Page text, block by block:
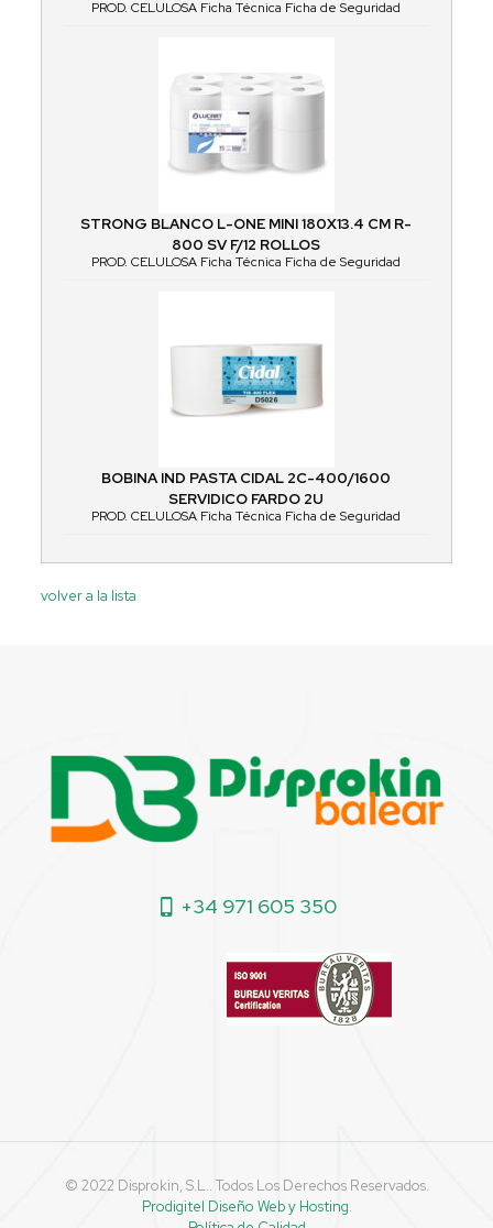
PROD. CELULOSA Ficha Técnica Ficha de Seguridad
STRONG BLANCO L-ONE MINI 180X13.4 CM R-
800 SV F/12 ROLLOS
PROD. CELULOSA Ficha Técnica Ficha de Seguridad
BOBINA IND PASTA CIDAL 2C-400/1600
SERVIDICO FARDO 2U
PROD. CELULOSA Ficha Técnica Ficha de Seguridad
volver a la lista
+34 971 605 350
© 2022 Disprokin, S.L.. Todos Los Derechos Reservados.
Prodigitel Diseño Web y Hosting.